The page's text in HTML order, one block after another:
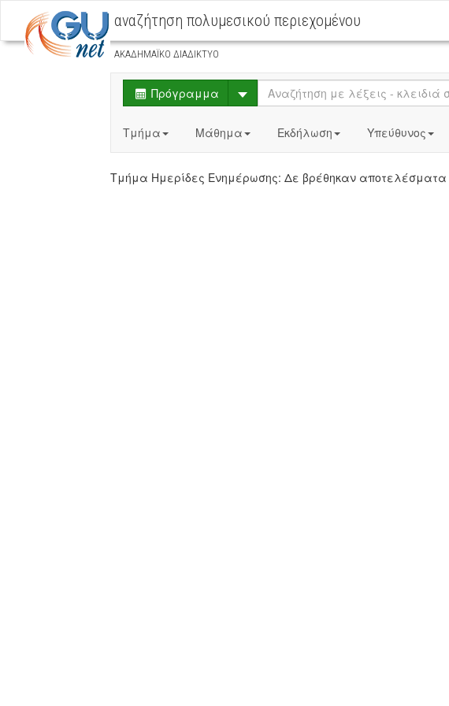
αναζήτηση πολυμεσικού περιεχομένου
ΑΚΑΔΗΜΑΪΚΟ ΔΙΑΔΙΚΤΥΟ
Πρόγραμμα Select
Τμήμα Μάθημα Εκδήλωση Υπεύθυνος
Τμήμα Ημερίδες Ενημέρωσης: Δε βρέθηκαν αποτελέσματα